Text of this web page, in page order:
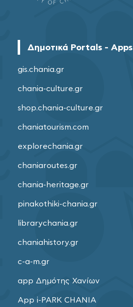
Δημοτικά Portals - Apps
gis.chania.gr
chania-culture.gr
shop.chania-culture.gr
chaniatourism.com
explorechania.gr
chaniaroutes.gr
chania-heritage.gr
pinakothiki-chania.gr
librarychania.gr
chaniahistory.gr
c-a-m.gr
app Δημότης Χανίων
App i-PARK CHANIA